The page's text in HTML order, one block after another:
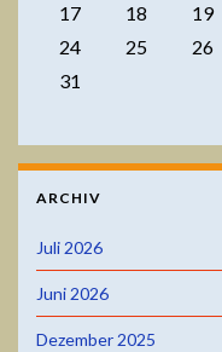
17
18 19
24
25 26
31
ARCHIV
Juli 2026
Juni 2026
Dezember 2025